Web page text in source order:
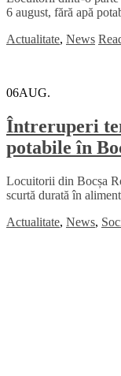
6 august, fără apă
Actualitate, News
06AUG.
Întreruperi
potabile în
Locuitorii din Bocșa
scurtă durată în
Actualitate, News,